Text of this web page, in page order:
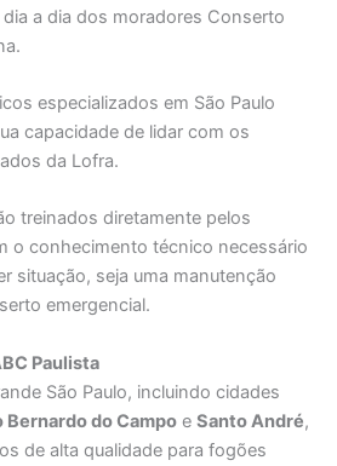
a dia dos moradores Conserto
especializados em São Paulo
capacidade de lidar com os
da Lofra.
treinados diretamente pelos
o conhecimento técnico necessário
situação, seja uma manutenção
emergencial.
Paulista
São Paulo, incluindo cidades
Bernardo do Campo eSanto André,
de alta qualidade para fogões